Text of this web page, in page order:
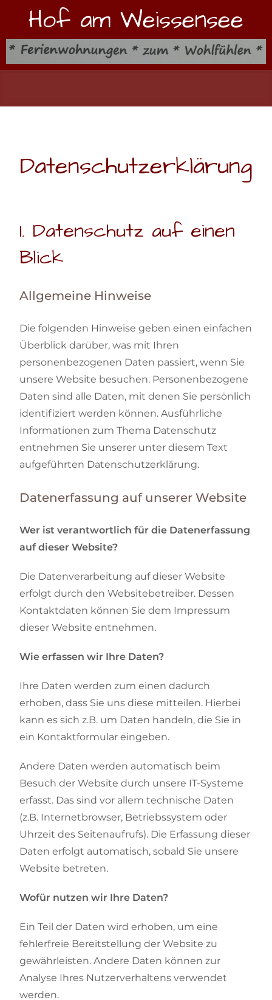
Hof am Weissensee
Datenschutzerklärung
1. Datenschutz auf einen
Blick
Allgemeine Hinweise
Die folgenden Hinweise geben einen einfachen
Überblick darüber, was mit Ihren
personenbezogenen Daten passiert, wenn Sie
unsere Website besuchen. Personenbezogene
Daten sind alle Daten, mit denen Sie persönlich
identifiziert werden können. Ausführliche
Informationen zum Thema Datenschutz
entnehmen Sie unserer unter diesem Text
aufgeführten Datenschutzerklärung.
Datenerfassung auf unserer Website
Wer ist verantwortlich für die Datenerfassung
auf dieser Website?
Die Datenverarbeitung auf dieser Website
erfolgt durch den Websitebetreiber. Dessen
Kontaktdaten können Sie dem Impressum
dieser Website entnehmen.
Wie erfassen wir Ihre Daten?
Ihre Daten werden zum einen dadurch
erhoben, dass Sie uns diese mitteilen. Hierbei
kann es sich z.B. um Daten handeln, die Sie in
ein Kontaktformular eingeben.
Andere Daten werden automatisch beim
Besuch der Website durch unsere IT-Systeme
erfasst. Das sind vor allem technische Daten
(z.B. Internetbrowser, Betriebssystem oder
Uhrzeit des Seitenaufrufs). Die Erfassung dieser
Daten erfolgt automatisch, sobald Sie unsere
Website betreten.
Wofür nutzen wir Ihre Daten?
Ein Teil der Daten wird erhoben, um eine
fehlerfreie Bereitstellung der Website zu
gewährleisten. Andere Daten können zur
Analyse Ihres Nutzerverhaltens verwendet
werden.